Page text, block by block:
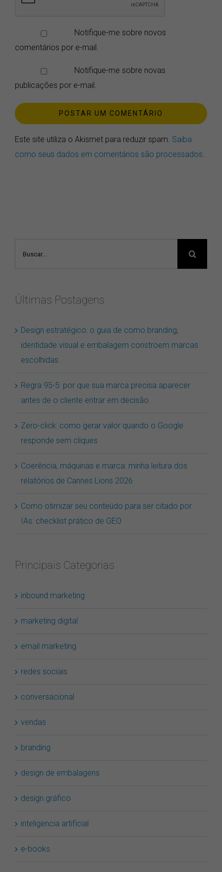
Notifique-me sobre novos
comentários por e-mail.
Notifique-me sobre novas
publicações por e-mail.
Este site utiliza o Akismet para reduzir spam. Saiba
como seus dados em comentários são processados.
Buscar
Últimas Postagens
Design estratégico: o guia de como branding,
identidade visual e embalagem constroem marcas
escolhidas
Regra 95-5: por que sua marca precisa aparecer
antes de o cliente entrar em decisão
Zero-click: como gerar valor quando o Google
responde sem cliques
Coerência, máquinas e marca: minha leitura dos
relatórios de Cannes Lions 2026
Como otimizar seu conteúdo para ser citado por
IAs: checklist prático de GEO
Principais Categorias
inbound marketing
marketing digital
email marketing
redes sociais
conversacional
vendas
branding
design de embalagens
design gráfico
inteligencia artificial
e-books